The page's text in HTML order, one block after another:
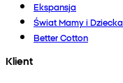
Ekspansja
Świat Mamy i Dziecka
Better Cotton
Klient